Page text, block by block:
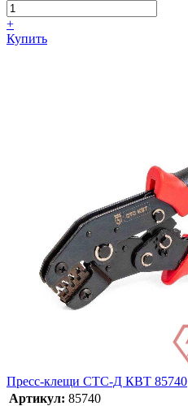
+
Купить
Пресс-клещи СТС-Д КВТ 85740
Артикул: 85740